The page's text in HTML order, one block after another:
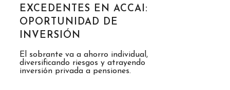
EXCEDENTES EN ACCAI:
OPORTUNIDAD DE
INVERSIÓN
El sobrante va a ahorro individual,
diversificando riesgos y atrayendo
inversión privada a pensiones.